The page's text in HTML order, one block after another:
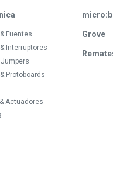
Fuentes
Interruptores
Jumpers
Protoboards
Actuadores
Grove